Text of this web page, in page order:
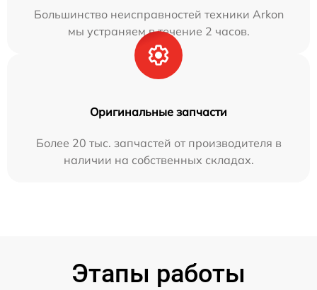
Большинство неисправностей техники Arkon
мы устраняем в течение 2 часов.
Оригинальные запчасти
Более 20 тыс. запчастей от производителя в
наличии на собственных складах.
Этапы работы